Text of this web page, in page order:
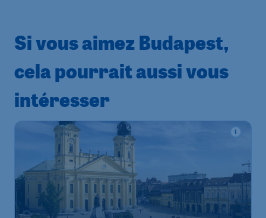
Si vous aimez Budapest,
cela pourrait aussi vous
intéresser